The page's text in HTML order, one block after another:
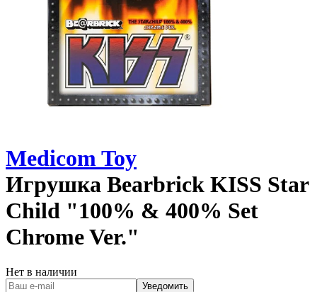
Medicom Toy
Игрушка Bearbrick KISS Star
Child "100% & 400% Set
Chrome Ver."
Нет в наличии
Уведомить